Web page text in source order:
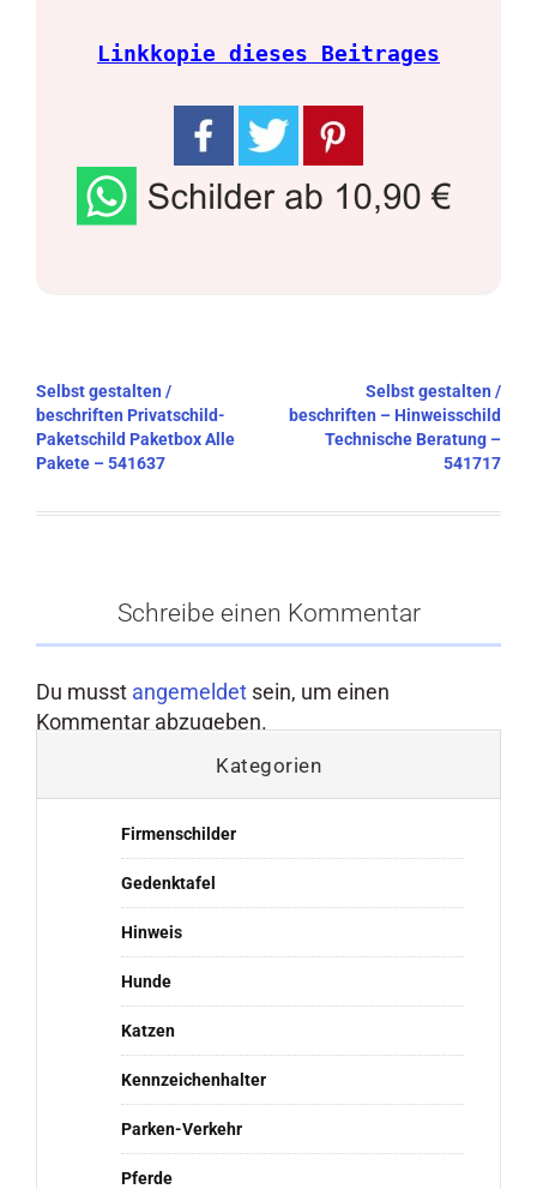
Linkkopie dieses Beitrages
Beitragsnavigation
Selbst gestalten /
beschriften Privatschild-
Paketschild Paketbox Alle
Pakete – 541637
Selbst gestalten /
beschriften – Hinweisschild
Technische Beratung –
541717
Schreibe einen Kommentar
Du musst angemeldet sein, um einen
Kommentar abzugeben.
Kategorien
Firmenschilder
Gedenktafel
Hinweis
Hunde
Katzen
Kennzeichenhalter
Parken-Verkehr
Pferde